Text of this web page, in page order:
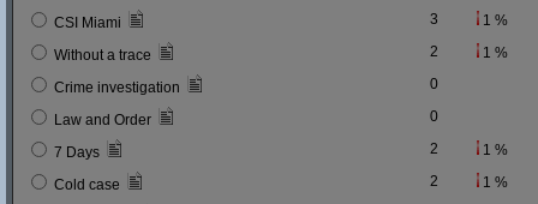
CSI Miami 3 1 %
Without a trace 2 1 %
Crime investigation 0
Law and Order 0
7 Days 2 1 %
Cold case 2 1 %